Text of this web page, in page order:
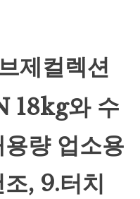
제컬렉션
18kg와 수
량 업소용
, 9.터치